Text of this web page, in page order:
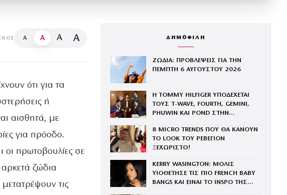
A A A A
ότι για τα
ή
αισθητά, με
για πρόοδο.
οι πρωτοβουλίες σε
ζώδια
τις
ΔΗΜΟΦΙΛΗ
ΖΩΔΙΑ: ΠΡΟΒΛΕΨΕΙΣ ΓΙΑ ΤΗΝ
ΠΕΜΠΤΗ 6 ΑΥΓΟΥΣΤΟΥ 2026
Η TOMMY HILFIGER ΥΠΟΔΕΧΕΤΑΙ
ΤΟΥΣ Τ-WAVE, FOURTH, GEMINI,
PHUWIN ΚΑΙ POND ΣΤΗΝ
8 MICRO TRENDS ΠΟΥ ΘΑ ΚΑΝΟΥΝ
ΤΟ LOOK ΤΟΥ ΡΕΒΕΓΙΟΝ
ΞΕΧΩΡΙΣΤΟ!
KERRY WASINGTON: ΜΟΛΙΣ
ΥΙΟΘΕΤΗΣΕ ΤΙΣ ΠΙΟ FRENCH BABY
BANGS ΚΑΙ ΕΙΝΑΙ ΤΟ INSPO ΤΗΣ